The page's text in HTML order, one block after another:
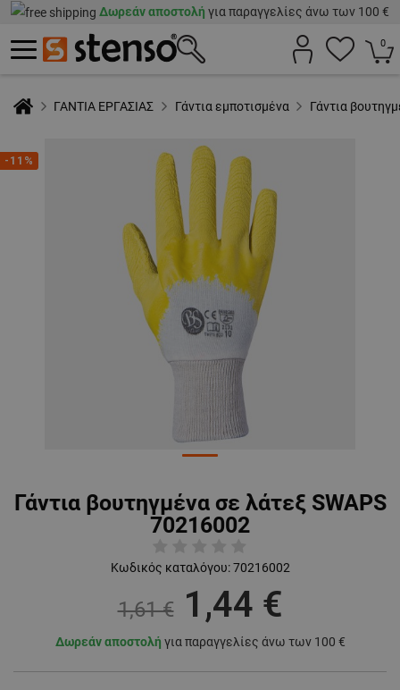
Δωρεάν αποστολή για παραγγελίες άνω των 100 €
0
ΓΑΝΤΙΑ ΕΡΓΑΣΙΑΣ Γάντια εμποτισμένα Γάντια
-11%
Γάντια βουτηγμένα σε λάτεξ SWAPS
70216002
Κωδικός καταλόγου: 70216002
1,61 € 1,44 €
Δωρεάν αποστολή για παραγγελίες άνω των 100 €